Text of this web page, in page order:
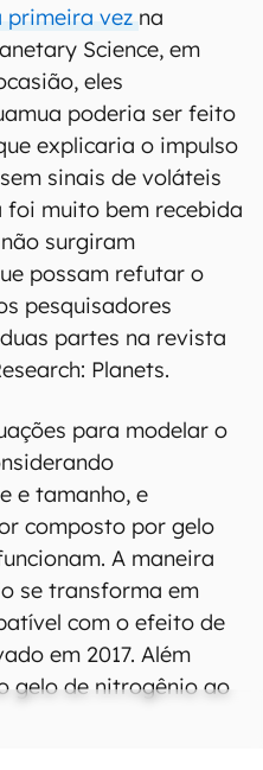
primeira vez na
Science, em
eles
poderia ser feito
explicaria o impulso
sinais de voláteis
foi muito bem recebida
surgiram
possam refutar o
pesquisadores
partes na revista
Planets.
para modelar o
e tamanho, e
composto por gelo
A maneira
se transforma em
com o efeito de
em 2017. Além
gelo de nitrogênio ao